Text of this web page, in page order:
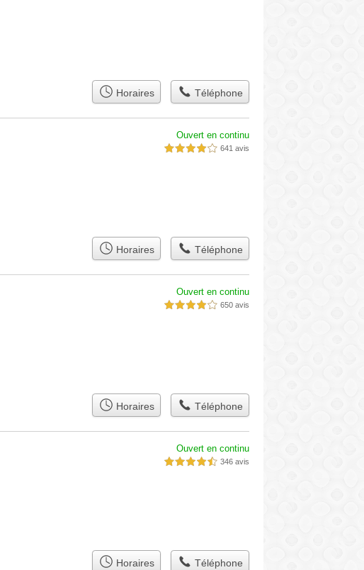
Horaires Téléphone
Ouvert en continu
4,0 étoiles sur 5 641 avis
Horaires Téléphone
Ouvert en continu
4,0 étoiles sur 5 650 avis
Horaires Téléphone
Ouvert en continu
4,5 étoiles sur 5 346 avis
Horaires Téléphone